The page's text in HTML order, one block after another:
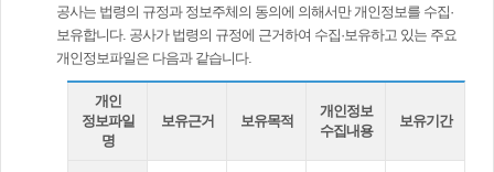
공사는 법령의 규정과 정보주체의 동의에 의해서만 개인정보를 수집·
보유합니다. 공사가 법령의 규정에 근거하여 수집·보유하고 있는 주요
개인정보파일은 다음과 같습니다.
개인
정보파일
명
보유근거 보유목적
개인정보
수집내용
보유기간